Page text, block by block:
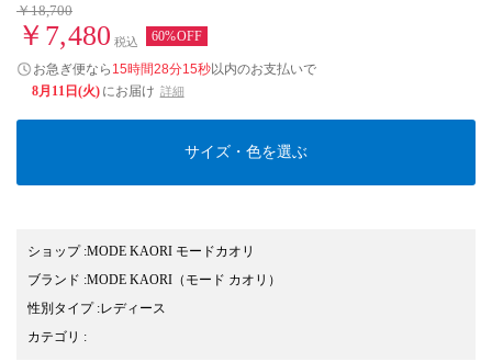
￥18,700
￥7,480 税込 60%OFF
お急ぎ便なら 15時間28分14秒以内のお支払いで
8月11日(火) にお届け 詳細
サイズ・色を選ぶ
ショップ:MODE KAORI モードカオリ
ブランド :MODE KAORI （モード カオリ）
性別タイプ:レディース
カテゴリ :